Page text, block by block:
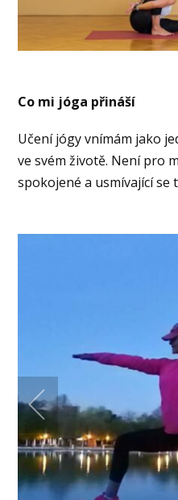
Co mi jóga přináší
Učení jógy vnímám jako
ve svém životě. Není pro
spokojené a usmívající se